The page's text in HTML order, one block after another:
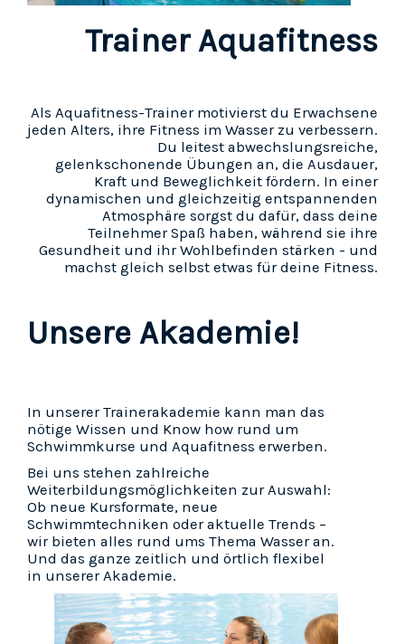
Trainer Aquafitness
Als Aquafitness-Trainer motivierst du Erwachsene
jeden Alters, ihre Fitness im Wasser zu verbessern.
Du leitest abwechslungsreiche,
gelenkschonende Übungen an, die Ausdauer,
Kraft und Beweglichkeit fördern. In einer
dynamischen und gleichzeitig entspannenden
Atmosphäre sorgst du dafür, dass deine
Teilnehmer Spaß haben, während sie ihre
Gesundheit und ihr Wohlbefinden stärken - und
machst gleich selbst etwas für deine Fitness.
Unsere Akademie!
In unserer Trainerakademie kann man das
nötige Wissen und Know how rund um
Schwimmkurse und Aquafitness erwerben.
Bei uns stehen zahlreiche
Weiterbildungsmöglichkeiten zur Auswahl:
Ob neue Kursformate, neue
Schwimmtechniken oder aktuelle Trends –
wir bieten alles rund ums Thema Wasser an.
Und das ganze zeitlich und örtlich flexibel
in unserer Akademie.